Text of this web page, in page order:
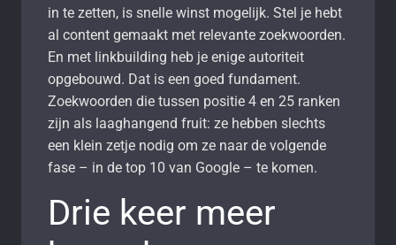
in te zetten, is snelle winst mogelijk. Stel je hebt
al content gemaakt met relevante zoekwoorden.
En met linkbuilding heb je enige autoriteit
opgebouwd. Dat is een goed fundament.
Zoekwoorden die tussen positie 4 en 25 ranken
zijn als laaghangend fruit: ze hebben slechts
een klein zetje nodig om ze naar de volgende
fase – in de top 10 van Google – te komen.
Drie keer meer